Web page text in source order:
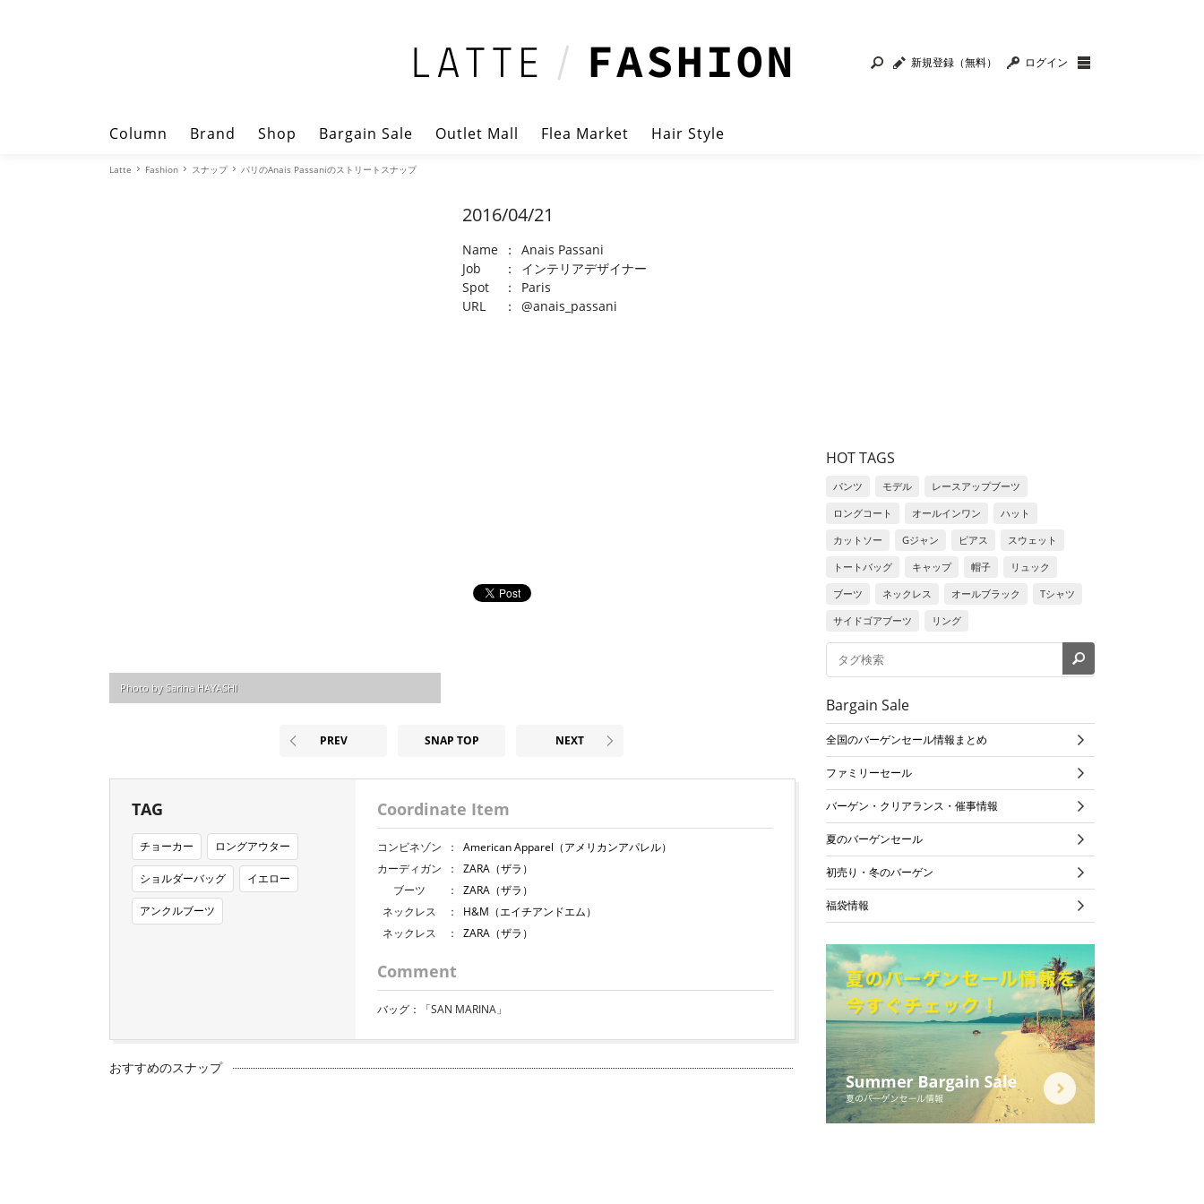
新規登録（無料） ログイン
Column Brand Shop Bargain Sale Outlet Mall Flea Market Hair Style
Latte Fashion スナップ パリのAnais Passaniのストリートスナップ
Photo by Sarina HAYASHI
2016/04/21
Name ：
Anais Passani
Job
：
インテリアデザイナー
Spot
：
Paris
URL
： @anais_passani
PREV SNAP TOP NEXT
TAG
チョーカー ロングアウター
ショルダーバッグ イエロー
アンクルブーツ
Coordinate Item
コンビネゾン ：
American Apparel（アメリカンアパレル）
カーディガン
：
ZARA（ザラ）
ブーツ
：
ZARA（ザラ）
ネックレス
：
H&M（エイチアンドエム）
ネックレス
： ZARA（ザラ）
Comment
バッグ：「SAN MARINA」
おすすめのスナップ
HOT TAGS
パンツ モデル
レースアップブーツ
ロングコート
オールインワン
ハット
カットソー
Gジャン ピアス
スウェット
トートバッグ
キャップ 帽子
リュック
ブーツ
ネックレス オールブラック
Tシャツ
サイドゴアブーツ
リング
Bargain Sale
全国のバーゲンセール情報まとめ
ファミリーセール
バーゲン・クリアランス・催事情報
夏のバーゲンセール
初売り・冬のバーゲン
福袋情報